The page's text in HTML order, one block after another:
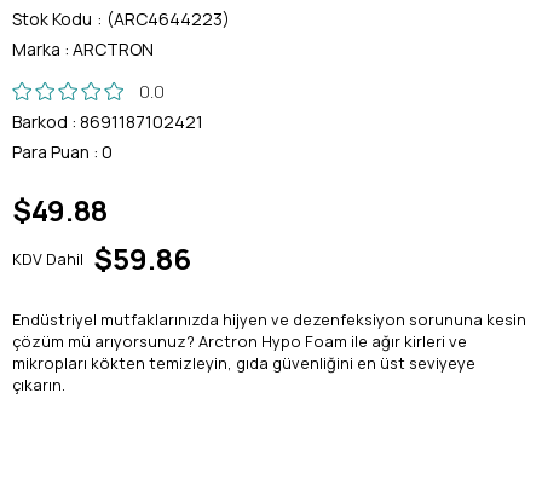
Stok Kodu
(ARC4644223)
Marka : ARCTRON
0.0
Barkod : 8691187102421
Para Puan : 0
$49.88
KDV Dahil $59.86
Endüstriyel mutfaklarınızda hijyen ve dezenfeksiyon sorununa kesin
çözüm mü arıyorsunuz? Arctron Hypo Foam ile ağır kirleri ve
mikropları kökten temizleyin, gıda güvenliğini en üst seviyeye
çıkarın.